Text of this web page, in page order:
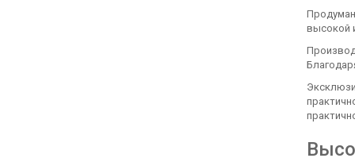
высокой